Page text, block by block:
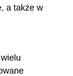
a także w